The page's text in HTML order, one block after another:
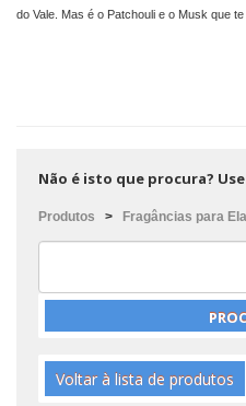
do Vale. Mas é o Patchouli e o Musk que
Não é isto que procura?
Produtos > Fragâncias para Ela
Voltar à lista de produtos